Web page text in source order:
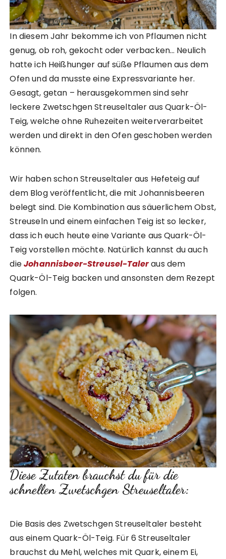
In diesem Jahr bekomme ich von Pflaumen nicht
genug, ob roh, gekocht oder verbacken… Neulich
hatte ich Heißhunger auf süße Pflaumen aus dem
Ofen und da musste eine Expressvariante her.
Gesagt, getan – herausgekommen sind sehr
leckere Zwetschgen Streuseltaler aus Quark-Öl-
Teig, welche ohne Ruhezeiten weiterverarbeitet
werden und direkt in den Ofen geschoben werden
können.
Wir haben schon Streuseltaler aus Hefeteig auf
dem Blog veröffentlicht, die mit Johannisbeeren
belegt sind. Die Kombination aus säuerlichem Obst,
Streuseln und einem einfachen Teig ist so lecker,
dass ich euch heute eine Variante aus Quark-Öl-
Teig vorstellen möchte. Natürlich kannst du auch
dieJohannisbeer-Streusel-Taleraus dem
Quark-Öl-Teig backen und ansonsten dem Rezept
folgen.
Diese Zutaten brauchst du für die
schnellen Zwetschgen Streuseltaler:
Die Basis des Zwetschgen Streuseltaler besteht
aus einem Quark-Öl-Teig. Für 6 Streuseltaler
brauchst du Mehl, welches mit Quark, einem Ei,